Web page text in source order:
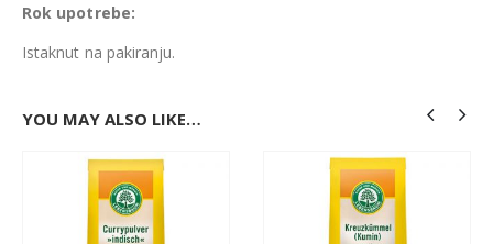
Rok upotrebe:
Istaknut na pakiranju.
YOU MAY ALSO LIKE…